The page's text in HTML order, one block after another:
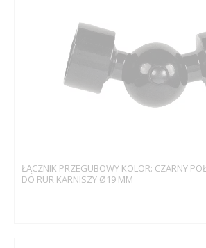
ŁĄCZNIK PRZEGUBOWY KOLOR: CZARNY
DO RUR KARNISZY Ø19 MM